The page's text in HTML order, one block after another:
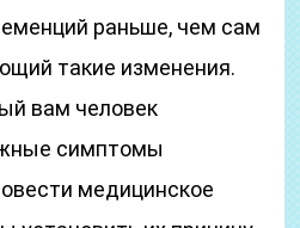
раньше, чем сам
такие изменения.
вам человек
симптомы
медицинское